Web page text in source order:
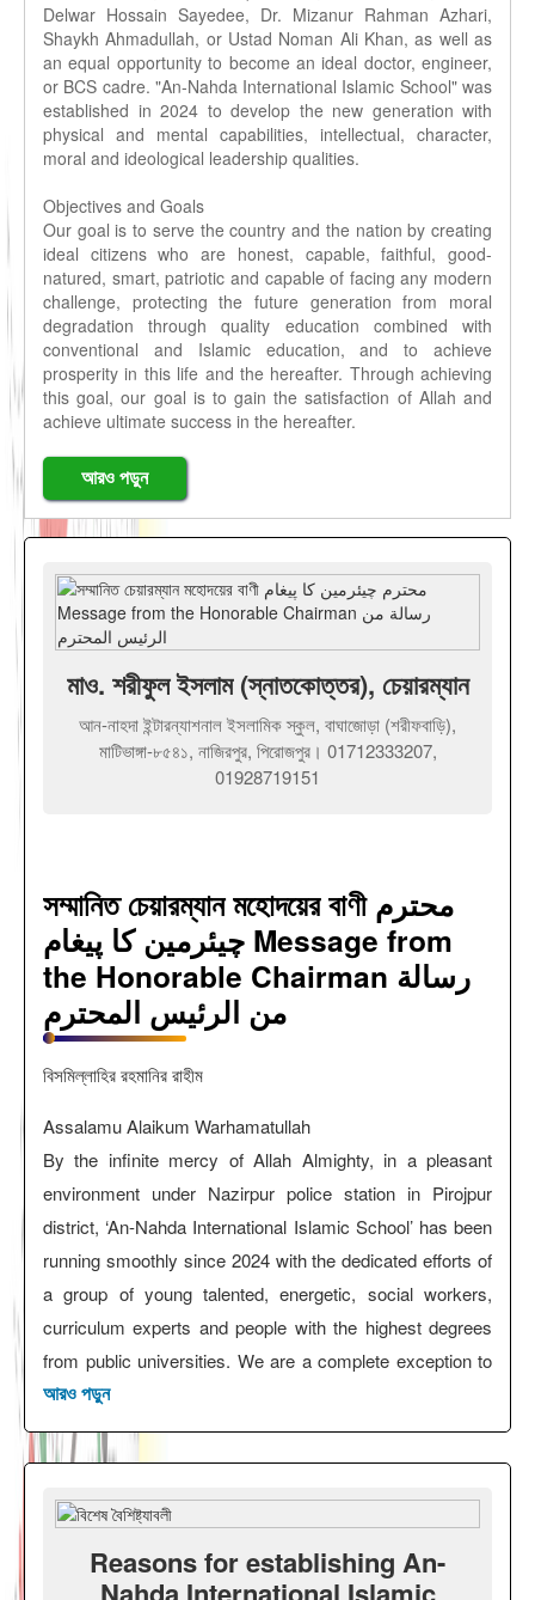
Delwar Hossain Sayedee, Dr. Mizanur Rahman Azhari,
Shaykh Ahmadullah, or Ustad Noman Ali Khan, as well as
an equal opportunity to become an ideal doctor, engineer,
or BCS cadre. "An-Nahda International Islamic School" was
established in 2024 to develop the new generation with
physical and mental capabilities, intellectual, character,
moral and ideological leadership qualities.
Objectives and Goals
Our goal is to serve the country and the nation by creating
ideal citizens who are honest, capable, faithful, good-
natured, smart, patriotic and capable of facing any modern
challenge, protecting the future generation from moral
degradation through quality education combined with
conventional and Islamic education, and to achieve
prosperity in this life and the hereafter. Through achieving
this goal, our goal is to gain the satisfaction of Allah and
achieve ultimate success in the hereafter.
আরও পড়ুন
মাও. শরীফুল ইসলাম (স্নাতকোত্তর), চেয়ারম্যান
আন-নাহদা ইন্টারন্যাশনাল ইসলামিক স্কুল, বাঘাজোড়া (শরীফবাড়ি),
মাটিভাঙ্গা-৮৫৪১, নাজিরপুর, পিরোজপুর। 01712333207,
01928719151
সম্মানিত চেয়ারম্যান মহোদয়ের বাণী محترم
چیئرمین کا پیغام Message from
the Honorable Chairman رسالة
من الرئيس المحترم
বিসমিল্লাহির রহমানির রাহীম
Assalamu Alaikum Warhamatullah
By the infinite mercy of Allah Almighty, in a pleasant
environment under Nazirpur police station in Pirojpur
district, ‘An-Nahda International Islamic School’ has been
running smoothly since 2024 with the dedicated efforts of
a group of young talented, energetic, social workers,
curriculum experts and people with the highest degrees
from public universities. We are a complete exception to
this where private educational institutions across the
country have been commercialized. Our aim is to create
individuals who can face modern challenges and help the
country and nation reach the desired goals. By studying in
our Islamic school, there is an equal opportunity to
become Dr. Zakir Naik, Allama Delwar Hossain Sayedee,
Dr. Mizanur Rahman Azhari and Shaykh Ahmadullah, as
আরও পড়ুন
Reasons for establishing An-